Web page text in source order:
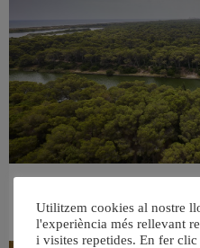
6
Utilitzem cookies al nostre
l'experiència més rellevant
i visites repetides. En fer